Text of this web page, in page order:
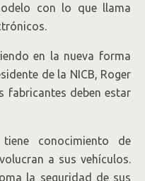
con lo que llama
en la nueva forma
de la NICB, Roger
fabricantes deben estar
conocimiento de
a sus vehículos.
la seguridad de sus